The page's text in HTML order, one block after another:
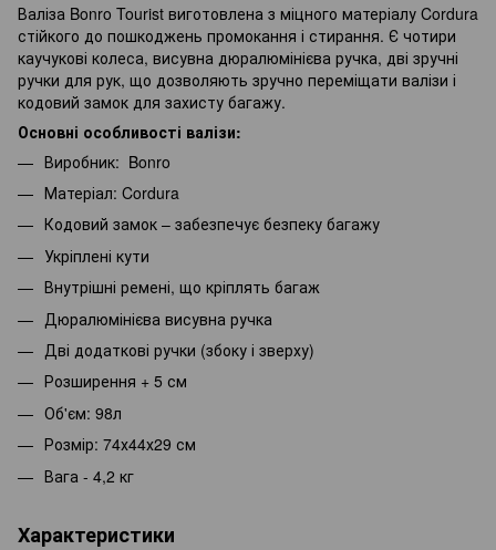
Валіза Bonro Tourist виготовлена з міцного матеріалу Cordura
стійкого до пошкоджень промокання і стирання. Є чотири
каучукові колеса, висувна дюралюмінієва ручка, дві зручні
ручки для рук, що дозволяють зручно переміщати валізи і
кодовий замок для захисту багажу.
Основні особливості валізи:
Виробник: Bonro
Матеріал: Cordura
Кодовий замок – забезпечує безпеку багажу
Укріплені кути
Внутрішні ремені, що кріплять багаж
Дюралюмінієва висувна ручка
Дві додаткові ручки (збоку і зверху)
Розширення + 5 см
Об'єм: 98л
Розмір: 74х44х29 см
Вага - 4,2 кг
Характеристики